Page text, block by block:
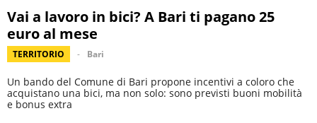
Vai a lavoro in bici? A Bari ti pagano 25
euro al mese
TERRITORIO Bari
Un bando del Comune di Bari propone incentivi a coloro che
acquistano una bici, ma non solo: sono previsti buoni mobilità
e bonus extra